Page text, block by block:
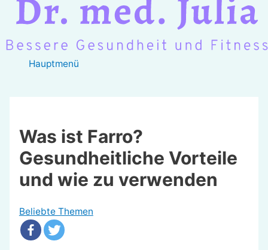
Hauptmenü
Was ist Farro?
Gesundheitliche Vorteile
und wie zu verwenden
Beliebte Themen